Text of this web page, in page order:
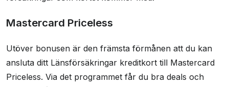
Mastercard Priceless
Utöver bonusen är den främsta förmånen att du kan
ansluta ditt Länsförsäkringar kreditkort till Mastercard
Priceless. Via det programmet får du bra deals och